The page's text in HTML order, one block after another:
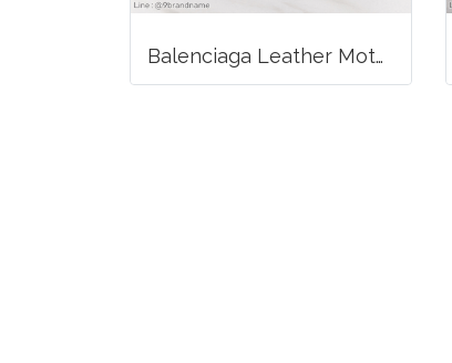
Balenciaga Leather Motocross classic hip crossbody bag